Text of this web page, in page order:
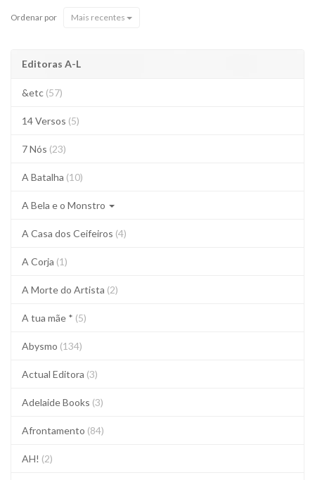
Ordenar por Mais recentes
Editoras A-L
&etc (57)
14 Versos (5)
7 Nós (23)
A Batalha (10)
A Bela e o Monstro
A Casa dos Ceifeiros (4)
A Corja (1)
A Morte do Artista (2)
A tua mãe * (5)
Abysmo (134)
Actual Editora (3)
Adelaide Books (3)
Afrontamento (84)
AH! (2)